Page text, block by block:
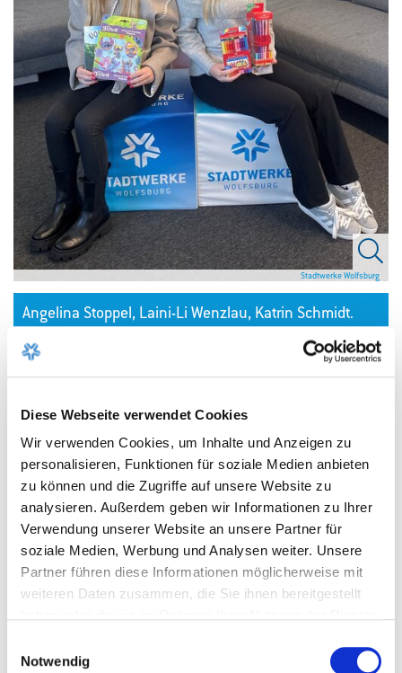
Diese Webseite verwendet Cookies
Wir verwenden Cookies, um Inhalte und Anzeigen zu
personalisieren, Funktionen für soziale Medien anbieten
zu können und die Zugriffe auf unsere Website zu
analysieren. Außerdem geben wir Informationen zu Ihrer
Verwendung unserer Website an unsere Partner für
soziale Medien, Werbung und Analysen weiter. Unsere
Partner führen diese Informationen möglicherweise mit
weiteren Daten zusammen, die Sie ihnen bereitgestellt
Notwendig
Stadtwerke Wolfsburg
Angelina Stoppel, Laini-Li Wenzlau, Katrin Schmidt.
Petra Buerke
Unternehmensentwicklung und Kommunikation
Stadtwerke Wolfsburg AG
05361 189-8491
0171 8644694